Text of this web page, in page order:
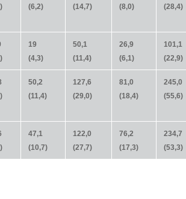
(6,2)
(14,7)
(8,0)
(28,4)
19
(4,3)
50,1
(11,4)
26,9
(6,1)
101,1
(22,9)
50,2
(11,4)
127,6
(29,0)
81,0
(18,4)
245,0
(55,6)
47,1
(10,7)
122,0
(27,7)
76,2
(17,3)
234,7
(53,3)